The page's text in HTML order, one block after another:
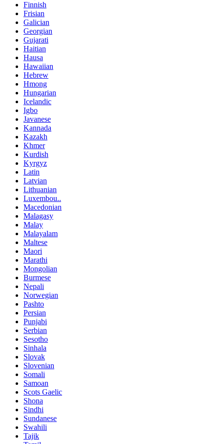
Finnish
Frisian
Galician
Georgian
Gujarati
Haitian
Hausa
Hawaiian
Hebrew
Hmong
Hungarian
Icelandic
Igbo
Javanese
Kannada
Kazakh
Khmer
Kurdish
Kyrgyz
Latin
Latvian
Lithuanian
Luxembou..
Macedonian
Malagasy
Malay
Malayalam
Maltese
Maori
Marathi
Mongolian
Burmese
Nepali
Norwegian
Pashto
Persian
Punjabi
Serbian
Sesotho
Sinhala
Slovak
Slovenian
Somali
Samoan
Scots Gaelic
Shona
Sindhi
Sundanese
Swahili
Tajik